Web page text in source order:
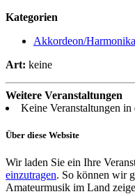
Kategorien
Akkordeon/Harmonika
Art: keine
Weitere Veranstaltungen
Keine Veranstaltungen in
Über diese Website
Wir laden Sie ein Ihre
einzutragen. So können wir
Amateurmusik im Land